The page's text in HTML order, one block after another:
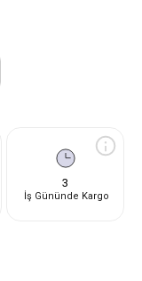
3
İş Gününde Kargo